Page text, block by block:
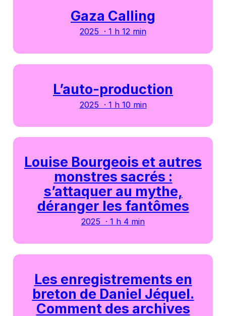
Gaza Calling
2025 · 1 h 12 min
L’auto-production
2025 · 1 h 10 min
Louise Bourgeois et autres
monstres sacrés :
s’attaquer au mythe,
déranger les fantômes
2025 · 1 h 4 min
Les enregistrements en
breton de Daniel Jéquel.
Comment des archives